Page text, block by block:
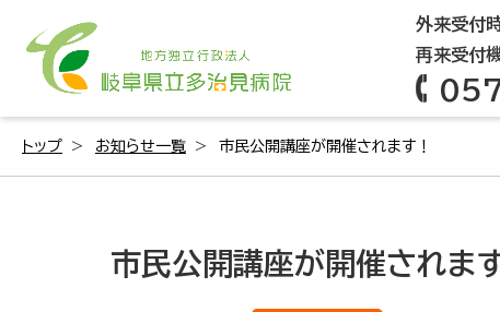
外来受付
再来受付
トップ お知らせ一覧 市民公開講座が開催されます！
市民公開講座が開催されま